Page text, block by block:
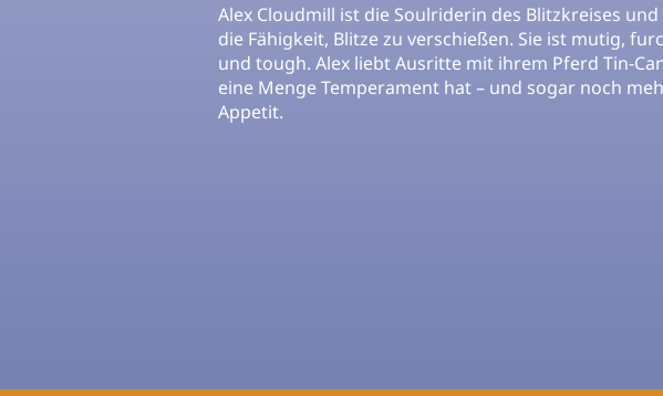
Alex Cloudmill ist die Soulriderin des Blitzkreises
die Fähigkeit, Blitze zu verschießen. Sie ist mutig,
und tough. Alex liebt Ausritte mit ihrem Pferd Tin-
eine Menge Temperament hat – und sogar noch
Appetit.